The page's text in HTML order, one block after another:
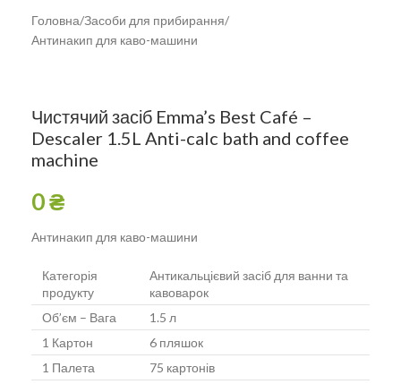
Головна/Засоби для прибирання/
Антинакип для каво-машини
Чистячий засіб Emma’s Best Café –
Descaler 1.5L Anti-calc bath and coffee
machine
0₴
Антинакип для каво-машини
Категорія
продукту
Антикальцієвий засіб для ванни та
кавоварок
Об’єм – Вага
1.5 л
1 Картон
6 пляшок
1 Палета
75 картонів